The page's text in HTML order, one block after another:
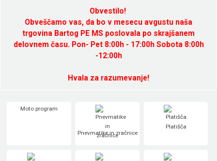
Obvestilo!
Obveščamo vas, da bo v mesecu avgustu naša
trgovina Bartog PE MS poslovala po skrajšanem
delovnem času. Pon- Pet 8:00h - 17:00h Sobota 8:00h
-12:00h
Hvala za razumevanje!
Moto program
Pnevmatike in zračnice
Platišča